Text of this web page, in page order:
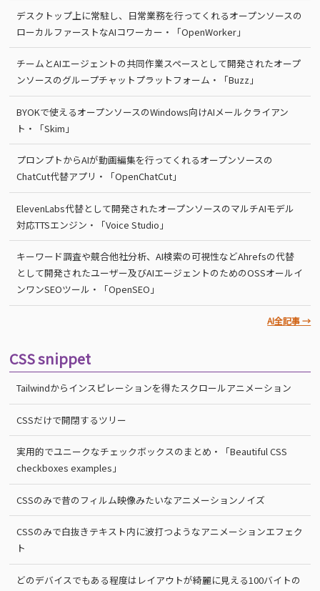
デスクトップ上に常駐し、日常業務を行ってくれるオープンソースの
ローカルファーストなAIコワーカー・「OpenWorker」
チームとAIエージェントの共同作業スペースとして開発されたオープ
ンソースのグループチャットプラットフォーム・「Buzz」
BYOKで使えるオープンソースのWindows向けAIメールクライアン
ト・「Skim」
プロンプトからAIが動画編集を行ってくれるオープンソースの
ChatCut代替アプリ・「OpenChatCut」
ElevenLabs代替として開発されたオープンソースのマルチAIモデル
対応TTSエンジン・「Voice Studio」
キーワード調査や競合他社分析、AI検索の可視性などAhrefsの代替
として開発されたユーザー及びAIエージェントのためのOSSオールイ
ンワンSEOツール・「OpenSEO」
AI全記事 →
CSS snippet
Tailwindからインスピレーションを得たスクロールアニメーション
CSSだけで開閉するツリー
実用的でユニークなチェックボックスのまとめ・「Beautiful CSS
checkboxes examples」
CSSのみで昔のフィルム映像みたいなアニメーションノイズ
CSSのみで白抜きテキスト内に波打つようなアニメーションエフェク
ト
どのデバイスでもある程度はレイアウトが綺麗に見える100バイトの